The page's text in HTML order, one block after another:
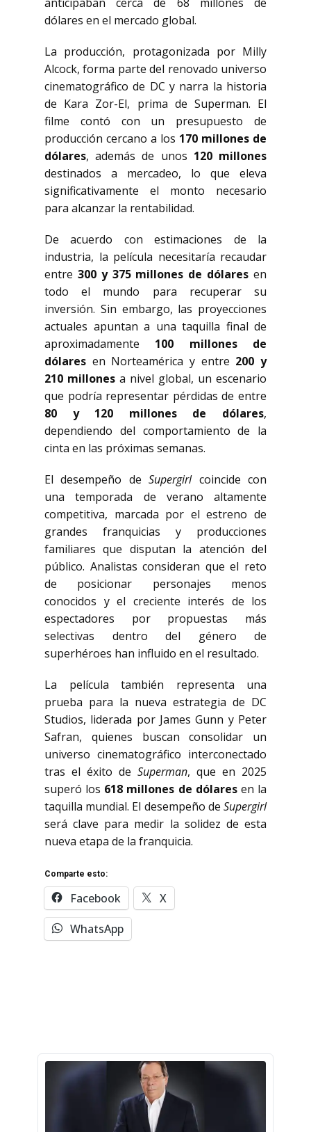
dólares en el mercado global.
La producción, protagonizada por Milly
Alcock, forma parte del renovado universo
cinematográfico de DC y narra la historia
de Kara Zor-El, prima de Superman. El
filme contó con un presupuesto de
producción cercano a los 170 millones de
dólares, además de unos 120 millones
destinados a mercadeo, lo que eleva
significativamente el monto necesario
para alcanzar la rentabilidad.
De acuerdo con estimaciones de la
industria, la película necesitaría recaudar
entre 300 y 375 millones de dólares en
todo el mundo para recuperar su
inversión. Sin embargo, las proyecciones
actuales apuntan a una taquilla final de
aproximadamente 100 millones de
dólares en Norteamérica y entre 200 y
210 millones a nivel global, un escenario
que podría representar pérdidas de entre
80 y 120 millones de dólares,
dependiendo del comportamiento de la
cinta en las próximas semanas.
El desempeño deSupergirlcoincide con
una temporada de verano altamente
competitiva, marcada por el estreno de
grandes franquicias y producciones
familiares que disputan la atención del
público. Analistas consideran que el reto
de posicionar personajes menos
conocidos y el creciente interés de los
espectadores por propuestas más
selectivas dentro del género de
superhéroes han influido en el resultado.
La película también representa una
prueba para la nueva estrategia de DC
Studios, liderada por James Gunn y Peter
Safran, quienes buscan consolidar un
universo cinematográfico interconectado
tras el éxito de Superman, que en 2025
superó los 618 millones de dólaresen la
taquilla mundial. El desempeño de Supergirl
será clave para medir la solidez de esta
nueva etapa de la franquicia.
Comparte esto:
Facebook
X
WhatsApp